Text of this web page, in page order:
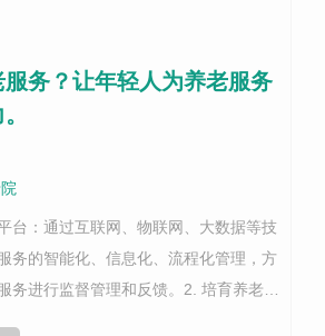
务？让年轻人为养老服务
台：通过互联网、物联网、大数据等技
务的智能化、信息化、流程化管理，方
务进行监督管理和反馈。2. 培育养老从